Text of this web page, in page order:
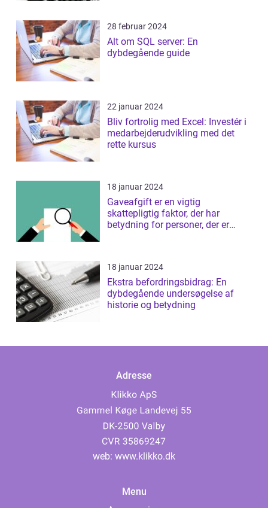
28 februar 2024
Alt om SQL server: En
dybdegående guide
22 januar 2024
Bliv fortrolig med Excel: Investér i
medarbejderudvikling med det
rette kursus
18 januar 2024
Gaveafgift er en vigtig
skattepligtig faktor, der har
betydning for personer, der er
18 januar 2024
Ekstra befordringsbidrag: En
dybdegående undersøgelse af
historie og betydning
Adresse
web: www.klikko.dk
Menu